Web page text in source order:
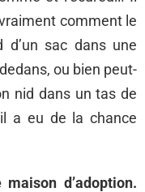
comment le
d’un sac dans une
ou bien peut-
nid dans un tas de
a eu de la chance
d’adoption.